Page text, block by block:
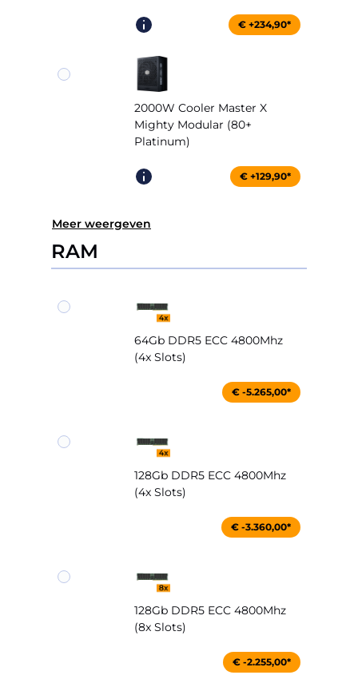
€ +234,90*
2000W Cooler Master X
Mighty Modular (80+
Platinum)
€ +129,90*
Meer weergeven
RAM
64Gb DDR5 ECC 4800Mhz
(4x Slots)
€ -5.265,00*
128Gb DDR5 ECC 4800Mhz
(4x Slots)
€ -3.360,00*
128Gb DDR5 ECC 4800Mhz
(8x Slots)
€ -2.255,00*